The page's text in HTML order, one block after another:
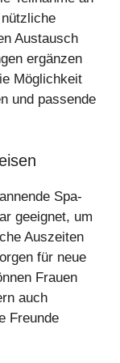
Austausch
ergänzen
Möglichkeit
und passende
Spa-
geeignet, um
Auszeiten
für neue
Frauen
auch
Freunde